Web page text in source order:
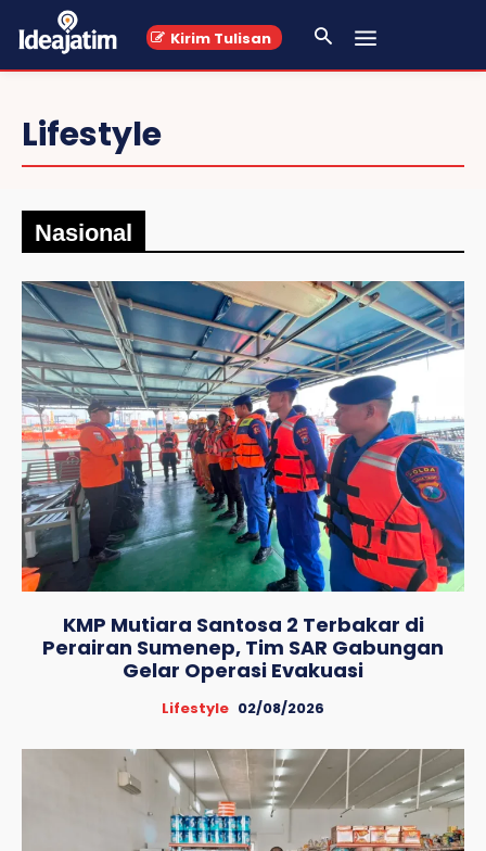
Kirim Tulisan
Lifestyle
Nasional
KMP Mutiara Santosa 2 Terbakar di
Perairan Sumenep, Tim SAR Gabungan
Gelar Operasi Evakuasi
Lifestyle 02/08/2026